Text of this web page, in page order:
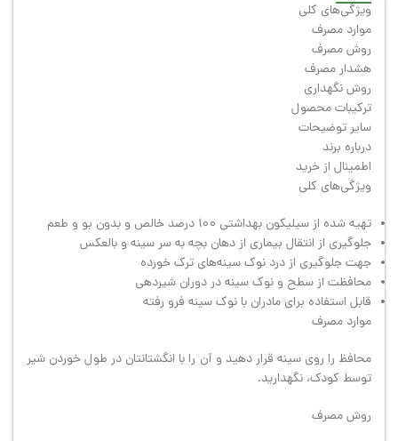
ویژگی‌های کلی
موارد مصرف
روش مصرف
هشدار مصرف
روش نگهداری
ترکیبات محصول
سایر توضیحات
درباره برند
اطمینال از خرید
ویژگی‌های کلی
تهیه شده از سیلیکون بهداشتی ۱۰۰ درصد خالص و بدون بو و طعم
جلوگیری از انتقال بیماری از دهان بچه به سر سینه و بالعکس
جهت جلوگیری از درد نوک سینه‌های ترک خورده
محافظت از سطح و نوک سینه در دوران شیردهی
قابل استفاده برای مادران با نوک سینه فرو رفته
موارد مصرف
محافظ را روی سینه قرار دهید و آن را با انگشتانتان در طول خوردن شیر
توسط کودک، نگهدارید.
روش مصرف